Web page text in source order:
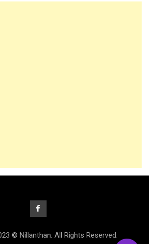
© Nillanthan. All Rights Reserved.